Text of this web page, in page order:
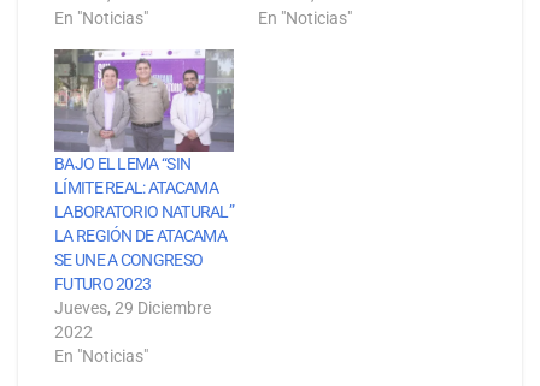
En "Noticias"
En "Noticias"
BAJO EL LEMA “SIN
LÍMITE REAL: ATACAMA
LABORATORIO NATURAL”
LA REGIÓN DE ATACAMA
SE UNE A CONGRESO
FUTURO 2023
Jueves, 29 Diciembre
2022
En "Noticias"